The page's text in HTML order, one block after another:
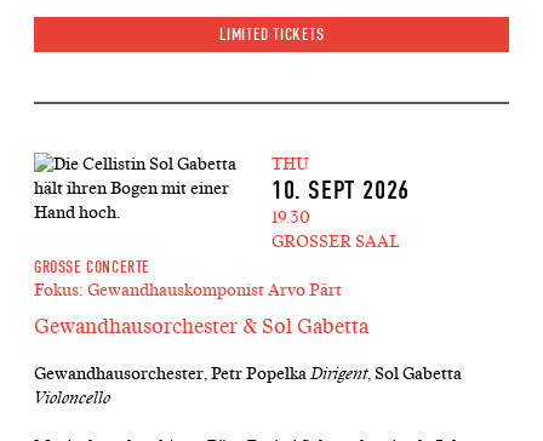
LIMITED TICKETS
THU
10. SEPT 2026
19.30
GROSSER SAAL
GROSSE CONCERTE
Fokus: Gewandhauskomponist Arvo Pärt
Gewandhausorchester & Sol Gabetta
Gewandhausorchester, Petr PopelkaDirigent, Sol Gabetta
Violoncello